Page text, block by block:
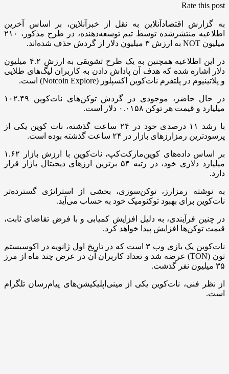
Rate this post
به گزارش اقتصادآنلاین به نقل از خبرآنلاین، بر اساس آخرین
اطلاعیه منتشرشده توسط تیم توسعه‌دهنده، در طرح مذکور، ۲۱۰
میلیون NOT به ارزش ۳ میلیون دلار از گردش حذف‌ شده‌اند.
در این اطلاعیه همچنین به یک طرح تشویقی به ارزش ۴.۲ میلیون
دلار اشاره شده که هدف آن پاداش دادن به کاربران لیگ‌های طلایی
و پلاتینیوم در پلتفرم نات‌کوین‌ اکسپلور (Notcoin Explore) است.
در حال حاضر، موجودی در گردش توکن‌های نات‌کوین ۱۰۲.۴۹
میلیارد و قیمت هر توکن ۰.۰۱۵۸ دلار است.
با رشد ۱۱ درصدی خود در ۲۴ ساعت گذشته، نات کوین یکی از
پرسودترین رمزارزهای بازار در ۲۴ ساعت گذشته بوده است.
بر اساس داده‌های کوین‌مارکت‌کپ، نات‌کوین با ارزش بازار ۱.۶۲
میلیارد دلاری خود، در رتبه ۵۴ برترین ارزهای دیجیتال بازار قرار
دارد.
به نوشته رمزارز، توکن‌سوزی، بخشی از استراتژی گسترده‌تر
نات‌کوین برای بهبود توکنومیک خود به حساب می‌آید.
در چنین فرآیندی، به دلیل افزایش کمیابی و با فرض تقاضای ثابت،
قیمت توکن‌ها افزایش پیدا خواهد کرد.
نات‌کوین یک بازی وب ۳ است که در تاریخ اول ژانویه در اکوسیستم
تون (TON) عرضه شد و تعداد کاربران آن در عرض چند ماه از مرز
۳۵ میلیون نفر گذشت.
از نظر فنی، نات‌کوین یکی از مینی‌اپلیکیشن‌های پیام‌رسان تلگرام
است.